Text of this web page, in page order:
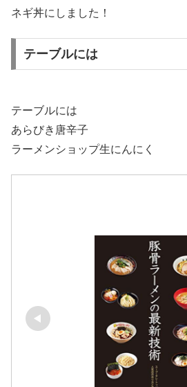
ネギ丼にしました！
テーブルには
テーブルには
あらびき唐辛子
ラーメンショップ生にんにく